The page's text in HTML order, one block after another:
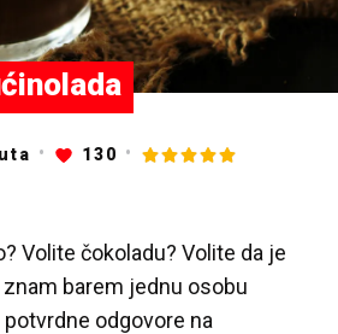
130
Volite čokoladu? Volite da je
barem jednu osobu
odgovore na